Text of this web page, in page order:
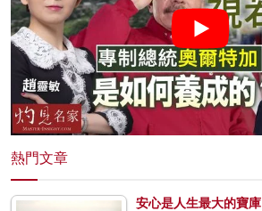
熱門文章
安心是人生最大的寶庫